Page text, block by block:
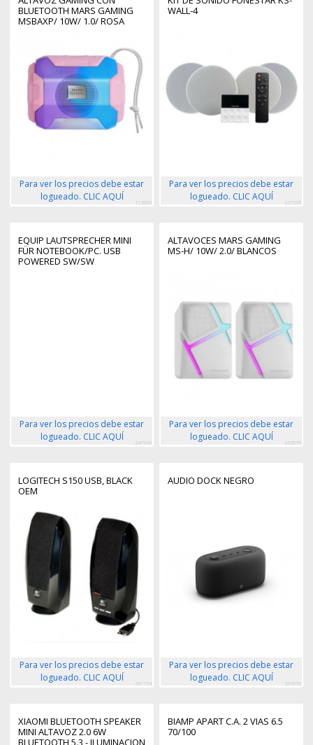
BLUETOOTH MARS GAMING
MSBAXP/ 10W/ 1.0/ ROSA
Para ver los precios debe estar
logueado. CLIC AQUÍ
112800
WALL-4
Para ver los precios debe estar
logueado. CLIC AQUÍ
221660
EQUIP LAUTSPRECHER MINI
FÜR NOTEBOOK/PC. USB
POWERED SW/SW
Para ver los precios debe estar
logueado. CLIC AQUÍ
247568
ALTAVOCES MARS GAMING
MS-H/ 10W/ 2.0/ BLANCOS
Para ver los precios debe estar
logueado. CLIC AQUÍ
262879
LOGITECH S150 USB, BLACK
OEM
Para ver los precios debe estar
logueado. CLIC AQUÍ
291724
AUDIO DOCK NEGRO
Para ver los precios debe estar
logueado. CLIC AQUÍ
295050
XIAOMI BLUETOOTH SPEAKER
MINI ALTAVOZ 2.0 6W
BLUETOOTH 5.3 - ILUMINACION
BIAMP APART C.A. 2 VIAS 6.5
70/100